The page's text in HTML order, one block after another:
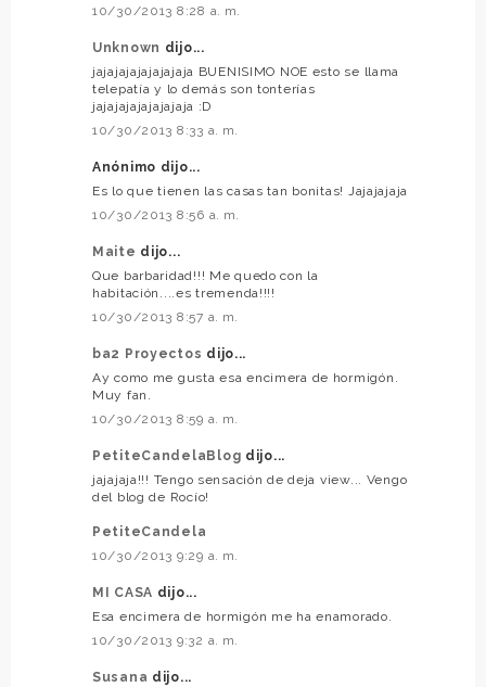
10/30/2013 8:28 a. m.
Unknown dijo...
jajajajajajajajaja BUENISIMO NOE esto se llama
telepatía y lo demás son tonterías
jajajajajajajajaja :D
10/30/2013 8:33 a. m.
Anónimo dijo...
Es lo que tienen las casas tan bonitas! Jajajajaja
10/30/2013 8:56 a. m.
Maite dijo...
Que barbaridad!!! Me quedo con la
habitación....es tremenda!!!!
10/30/2013 8:57 a. m.
ba2 Proyectos dijo...
Ay como me gusta esa encimera de hormigón.
Muy fan.
10/30/2013 8:59 a. m.
PetiteCandelaBlog dijo...
jajajaja!!! Tengo sensación de deja view... Vengo
del blog de Rocío!
PetiteCandela
10/30/2013 9:29 a. m.
MI CASA dijo...
Esa encimera de hormigón me ha enamorado.
10/30/2013 9:32 a. m.
Susana dijo...